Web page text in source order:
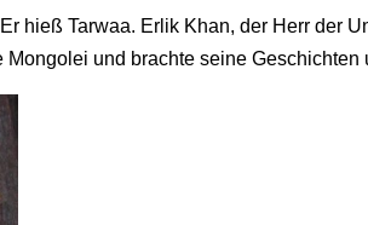
hieß Tarwaa. Erlik Khan, der Herr der
und brachte seine Geschichten